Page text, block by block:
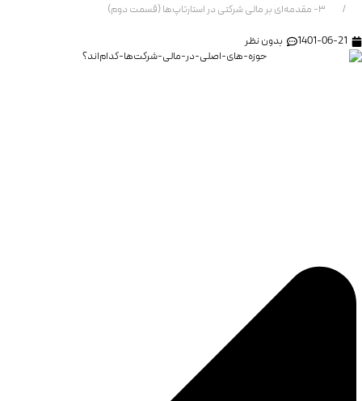
۳- مقدمه‌ای بر مالی شرکتی در استارتاپ‌ها (قسمت دوم)
1401-06-21
بدون نظر